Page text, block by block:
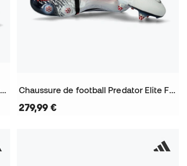
Chaussure de football Predator L Elite FG
Chaussure de football Predator Elite FT SG
279,99 €